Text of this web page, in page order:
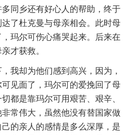
同乡还有好心人的帮助，终于
了杜克曼与母亲相会。此时母
玛尔可伤心痛哭起来。后来在
才获救。
我却为他们感到高兴，因为，
见面了，玛尔可的爱挽回了母
都是靠玛尔可用艰苦、艰辛、
常伟大，虽然他没有替国家做
的亲人的感情是多么深厚，是